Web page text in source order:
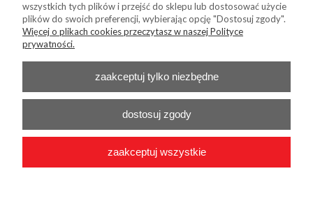
KIM Sp. z o. o.
NIP:8441809717, REGON: 790315559, BDO: 000024178
Nr konta do przelewów:Bank Millenium 45 1160 2202 0000 0004 9138
0460
Telefon :+48 22 55 96 556
E-mail :b2b@kim24.pl
wszystkich tych plików i przejść do sklepu lub dostosować użycie
plików do swoich preferencji, wybierając opcję "Dostosuj zgody".
Więcej o plikach cookies przeczytasz w naszej Polityce
prywatności.
zaakceptuj tylko niezbędne
dostosuj zgody
zaakceptuj wszystkie